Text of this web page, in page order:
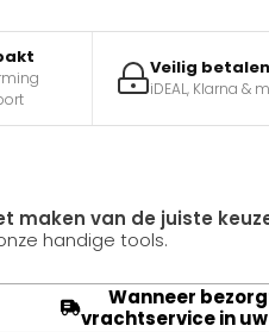
Veilig betalen
iDEAL, Klarna &
maken van de juiste
handige tools.
Wanneer
vrachtservice in